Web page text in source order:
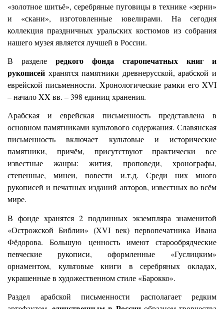
«золотное шитьё», серебряные пуговицы в технике «зерни»
и «скани», изготовленные ювелирами. На сегодня
коллекция праздничных уральских костюмов из собрания
нашего музея является лучшей в России.
В разделе редкого фонда старопечатных книг и
рукописей хранятся памятники древнерусской, арабской и
еврейской письменности. Хронологические рамки его XVI
– начало XX вв. – 398 единиц хранения.
Арабская и еврейская письменность представлена в
основном памятниками культового содержания. Славянская
письменность включает культовые и исторические
памятники, причём, присутствуют практически все
известные жанры: жития, проповеди, хронографы,
степенные, минеи, повести и.т.д. Среди них много
рукописей и печатных изданий авторов, известных во всём
мире.
В фонде хранятся 2 подлинных экземпляра знаменитой
«Острожской Библии» (XVI век) первопечатника Ивана
Фёдорова. Большую ценность имеют старообрядческие
певческие рукописи, оформленные «Гуслицким»
орнаментом, культовые книги в серебряных окладах,
украшенные в художественном стиле «Барокко».
Раздел арабской письменности располагает редким